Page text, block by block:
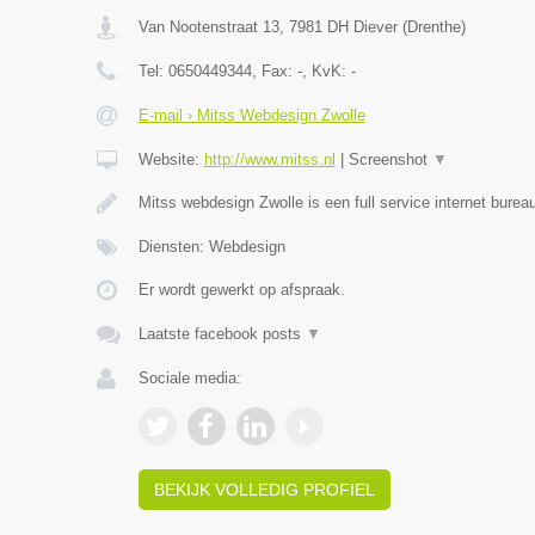
Van Nootenstraat 13, 7981 DH Diever(Drenthe)
Tel: 0650449344, Fax: -, KvK: -
E-mail › Mitss Webdesign Zwolle
Website: http://www.mitss.nl Screenshot ▼
Mitss webdesign Zwolle is een full service internet
Diensten: Webdesign
Er wordt gewerkt op afspraak.
Laatste facebook posts ▼
Sociale media:
BEKIJK VOLLEDIG PROFIEL